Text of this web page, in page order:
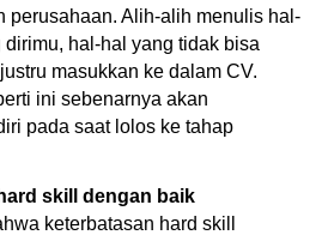
perusahaan. Alih-alih menulis hal-
hal-hal yang tidak bisa
masukkan ke dalam CV.
ini sebenarnya akan
pada saat lolos ke tahap
skill dengan baik
keterbatasan hard skill